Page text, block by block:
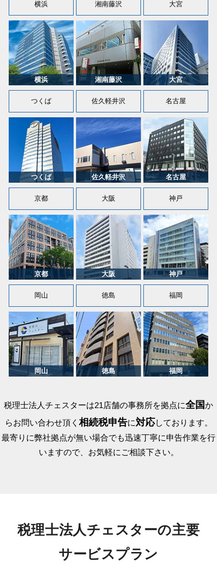
横浜 湘南藤沢 大宮
つくば 佐久軽井沢 名古屋
京都 大阪 神戸
岡山 徳島 福岡
税理士法人チェスターは21店舗の事務所を拠点に全国 か
らお問い合わせ頂く 相続税申告に対応しております。
最寄りに弊社拠点が無い場合でも迅速丁寧に申告作業を行
いますので、お気軽にご相談下さい。
税理士法人チェスターの主要
サービスプラン